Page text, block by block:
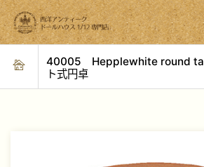
40005 Hepplewhite round
ト式円卓